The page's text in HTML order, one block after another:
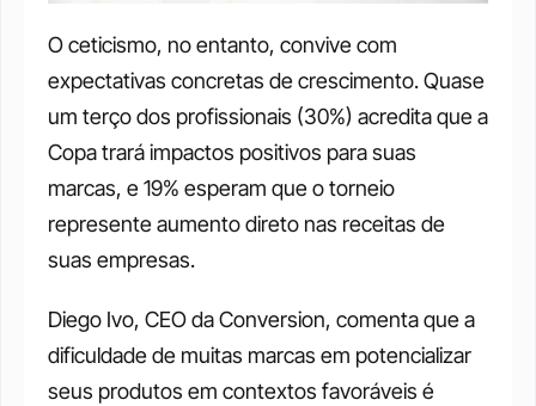
O ceticismo, no entanto, convive com
expectativas concretas de crescimento. Quase
um terço dos profissionais (30%) acredita que a
Copa trará impactos positivos para suas
marcas, e 19% esperam que o torneio
represente aumento direto nas receitas de
suas empresas.
Diego Ivo, CEO da Conversion, comenta que a
dificuldade de muitas marcas em potencializar
seus produtos em contextos favoráveis é